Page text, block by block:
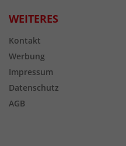
WEITERES
Kontakt
Werbung
Impressum
Datenschutz
AGB